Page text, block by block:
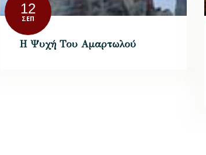
12
ΣΕΠ
H Ψυχή Του Αμαρτωλού